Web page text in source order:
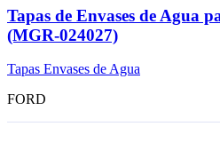
Tapas de Envases de Agua
(MGR-024027)
Tapas Envases de Agua
FORD